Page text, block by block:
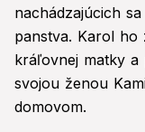
nachádzajúcich
panstva. Karol
kráľovnej matky a
svojou ženou
domovom.